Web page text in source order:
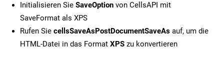
Initialisieren Sie SaveOption von CellsAPI mit
SaveFormat als XPS
Rufen Sie cellsSaveAsPostDocumentSaveAs auf, um die
HTML-Datei in das Format XPS zu konvertieren